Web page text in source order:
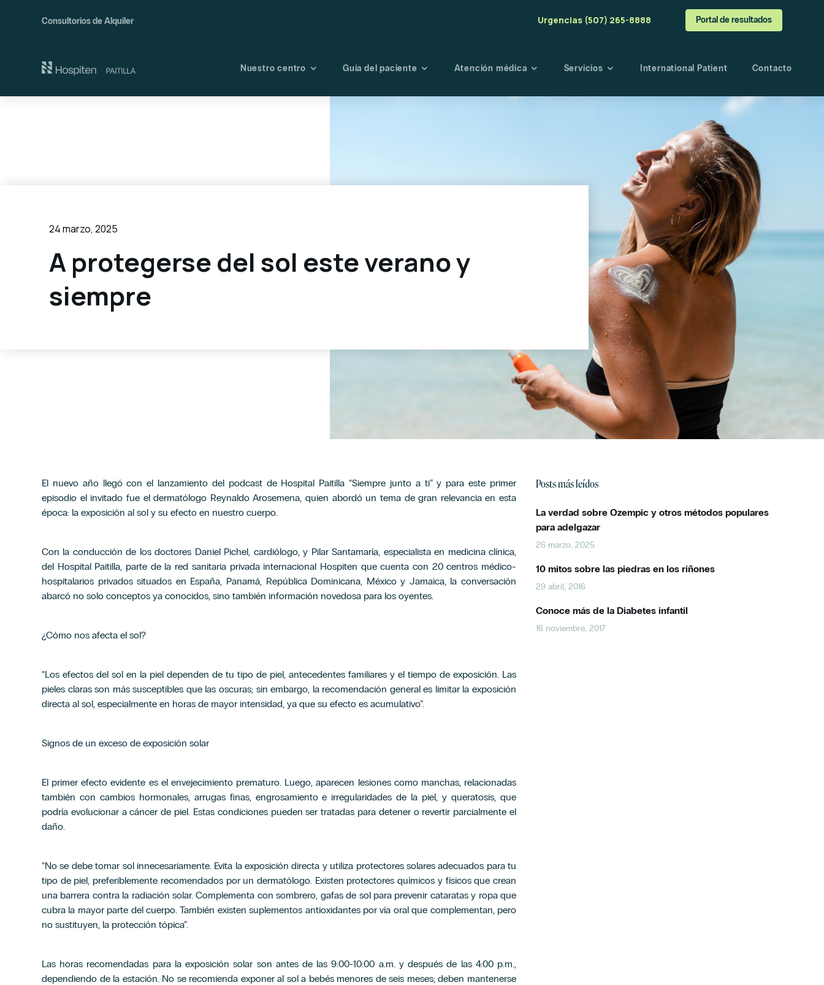
Consultorios de Alquiler Urgencias (507) 265-8888 Portal de resultados
Nuestro centro
Guía del paciente
Atención médica
Servicios
International Patient Contacto
24 marzo, 2025
A protegerse del sol este verano y
siempre
El nuevo año llegó con el lanzamiento del podcast de Hospital Paitilla “Siempre junto a ti” y para este primer
episodio el invitado fue el dermatólogo Reynaldo Arosemena, quien abordó un tema de gran relevancia en esta
época: la exposición al sol y su efecto en nuestro cuerpo.
Con la conducción de los doctores Daniel Pichel, cardiólogo, y Pilar Santamaría, especialista en medicina clínica,
del Hospital Paitilla, parte de la red sanitaria privada internacional Hospiten que cuenta con 20 centros médico-
hospitalarios privados situados en España, Panamá, República Dominicana, México y Jamaica, la conversación
abarcó no solo conceptos ya conocidos, sino también información novedosa para los oyentes.
¿Cómo nos afecta el sol?
“Los efectos del sol en la piel dependen de tu tipo de piel, antecedentes familiares y el tiempo de exposición. Las
pieles claras son más susceptibles que las oscuras; sin embargo, la recomendación general es limitar la exposición
directa al sol, especialmente en horas de mayor intensidad, ya que su efecto es acumulativo”.
Signos de un exceso de exposición solar
El primer efecto evidente es el envejecimiento prematuro. Luego, aparecen lesiones como manchas, relacionadas
también con cambios hormonales, arrugas finas, engrosamiento e irregularidades de la piel, y queratosis, que
podría evolucionar a cáncer de piel. Estas condiciones pueden ser tratadas para detener o revertir parcialmente el
daño.
“No se debe tomar sol innecesariamente. Evita la exposición directa y utiliza protectores solares adecuados para tu
tipo de piel, preferiblemente recomendados por un dermatólogo. Existen protectores químicos y físicos que crean
una barrera contra la radiación solar. Complementa con sombrero, gafas de sol para prevenir cataratas y ropa que
cubra la mayor parte del cuerpo. También existen suplementos antioxidantes por vía oral que complementan, pero
no sustituyen, la protección tópica”.
Las horas recomendadas para la exposición solar son antes de las 9:00-10:00 a.m. y después de las 4:00 p.m.,
dependiendo de la estación. No se recomienda exponer al sol a bebés menores de seis meses; deben mantenerse
Posts más leídos
La verdad sobre Ozempic y otros métodos populares
para adelgazar
26 marzo, 2025
10 mitos sobre las piedras en los riñones
29 abril, 2016
Conoce más de la Diabetes infantil
16 noviembre, 2017